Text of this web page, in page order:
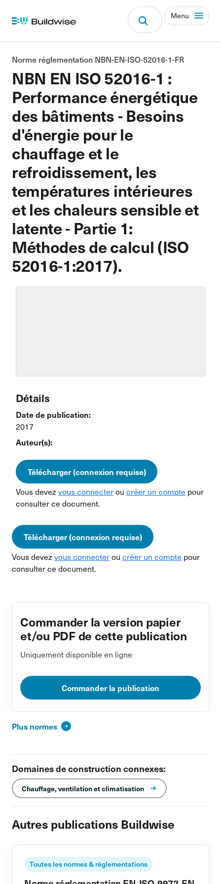
Menu
NBN EN ISO 52016-1 :
Performance énergétique
des bâtiments - Besoins
d'énergie pour le
chauffage et le
refroidissement, les
températures intérieures
et les chaleurs sensible et
latente - Partie 1:
Méthodes de calcul (ISO
52016-1:2017).
Norme réglementation NBN-EN-ISO-52016-1-FR
Détails
Date de publication:
2017
Auteur(s):
Télécharger (connexion requise)
Vous devez vous connecterou créer un compte pour
consulter ce document.
Télécharger (connexion requise)
Vous devez vous connecterou créer un compte pour
consulter ce document.
Commander la version papier
et/ou PDF de cette publication
Uniquement disponible en ligne
Commander la publication
Plus normes
Domaines de construction connexes:
Chauffage, ventilation et climatisation
Autres publications Buildwise
Toutes les normes & réglementations